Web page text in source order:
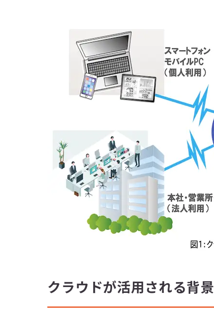
クラウドが活用される背景